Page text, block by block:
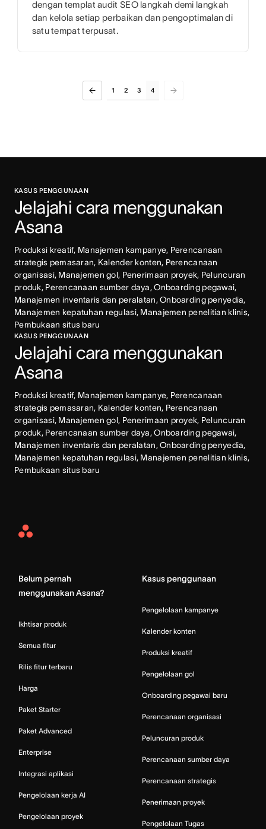
dengan templat audit SEO langkah demi langkah
dan kelola setiap perbaikan dan pengoptimalan di
satu tempat terpusat.
1 2 3 4
KASUS PENGGUNAAN
Jelajahi cara menggunakan
Asana
Produksi kreatif, Manajemen kampanye, Perencanaan
strategis pemasaran, Kalender konten, Perencanaan
organisasi, Manajemen gol, Penerimaan proyek, Peluncuran
produk, Perencanaan sumber daya, Onboarding pegawai,
Manajemen inventaris dan peralatan, Onboarding penyedia,
Manajemen kepatuhan regulasi, Manajemen penelitian klinis,
Pembukaan situs baru
KASUS PENGGUNAAN
Jelajahi cara menggunakan
Asana
Produksi kreatif, Manajemen kampanye, Perencanaan
strategis pemasaran, Kalender konten, Perencanaan
organisasi, Manajemen gol, Penerimaan proyek, Peluncuran
produk, Perencanaan sumber daya, Onboarding pegawai,
Manajemen inventaris dan peralatan, Onboarding penyedia,
Manajemen kepatuhan regulasi, Manajemen penelitian klinis,
Pembukaan situs baru
Asana
Belum pernah
menggunakan Asana?
Ikhtisar produk
Semua fitur
Rilis fitur terbaru
Harga
Paket Starter
Paket Advanced
Enterprise
Integrasi aplikasi
Pengelolaan kerja AI
Pengelolaan proyek
Kasus penggunaan
Pengelolaan kampanye
Kalender konten
Produksi kreatif
Pengelolaan gol
Onboarding pegawai baru
Perencanaan organisasi
Peluncuran produk
Perencanaan sumber daya
Perencanaan strategis
Penerimaan proyek
Pengelolaan Tugas